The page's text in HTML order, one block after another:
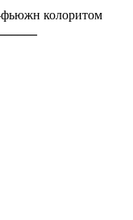
фьюжн колоритом